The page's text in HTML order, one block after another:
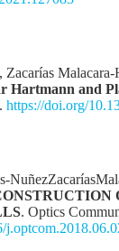
Zacarías
Hartmann and
https://doi.org/
. Optics